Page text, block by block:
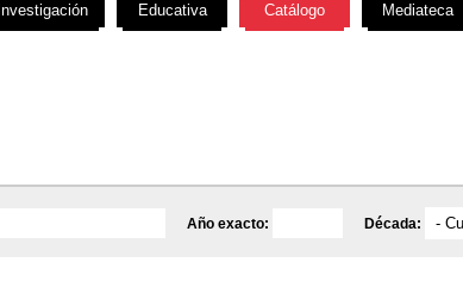
Año exacto: Década:
Investigación Educativa Catálogo Mediateca